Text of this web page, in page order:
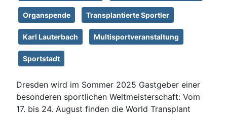
Organspende Transplantierte Sportler
Karl Lauterbach Multisportveranstaltung
Sportstadt
Dresden wird im Sommer 2025 Gastgeber einer
besonderen sportlichen Weltmeisterschaft: Vom
17. bis 24. August finden die World Transplant